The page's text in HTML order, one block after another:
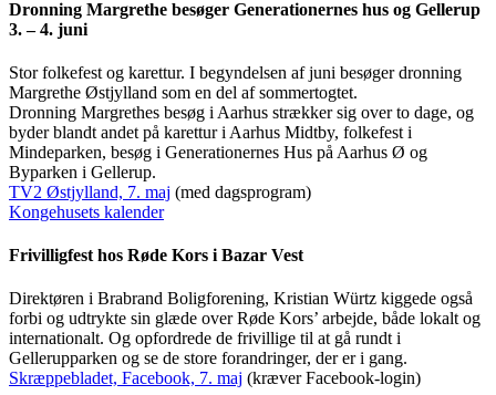
Dronning Margrethe besøger Generationernes hus og Gellerup
3. – 4. juni
Stor folkefest og karettur. I begyndelsen af juni besøger dronning
Margrethe Østjylland som en del af sommertogtet.
Dronning Margrethes besøg i Aarhus strækker sig over to dage, og
byder blandt andet på karettur i Aarhus Midtby, folkefest i
Mindeparken, besøg i Generationernes Hus på Aarhus Ø og
Byparken i Gellerup.
TV2 Østjylland, 7. maj (med dagsprogram)
Kongehusets kalender
Frivilligfest hos Røde Kors i Bazar Vest
Direktøren i Brabrand Boligforening, Kristian Würtz kiggede også
forbi og udtrykte sin glæde over Røde Kors’ arbejde, både lokalt og
internationalt. Og opfordrede de frivillige til at gå rundt i
Gellerupparken og se de store forandringer, der er i gang.
Skræppebladet, Facebook, 7. maj (kræver Facebook-login)